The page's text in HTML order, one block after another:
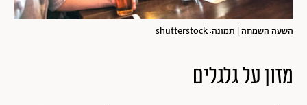
השעה השמחה | תמונה: shutterstock
מזון על גלגלים